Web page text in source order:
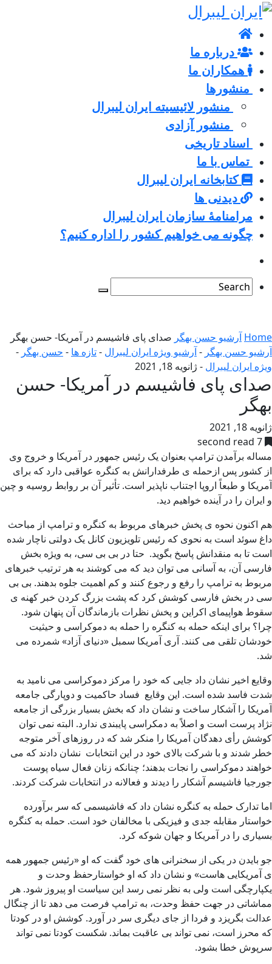
درباره ما
همکاران ما
منشورها
منشور لائیسیته ایران لیبرال
منشور آزادی
اسناد تاریخی
تماس با ما
کتابخانه ایران لیبرال
دیدنی ها
مرامنامۀ سازمان ایران لیبرال
چگونه می خواهیم کشور را اداره کنیم؟
Home آرشیو حسن بهگر صدای پای فاشیسم در آمریکا- حسن بهگر
آرشیو حسن بهگر -آرشیو ویژه ایران لیبرال -تازه ها - حسن بهگر -
ویژه ایران لیبرال - ژانویه 18, 2021
صدای پای فاشیسم در آمریکا- حسن
بهگر
ژانویه 18, 2021
7 second read
مساله برآمدن ترامپ بعنوان یک رئیس جمهور در آمریکا و خروج وی
از کشور پس ازحمله ی طرفدارانش به کنگره عواقبی دارد که برای
آمریکا و طبعاً اروپا اجتناب ناپذیر است. تأثیر آن بر روابط روسیه و چین
و ایران را در آینده خواهیم دید.
هم اکنون نحوه ی پخش خبرهای مربوط به کنگره و ترامپ از مباحث
داغ سوئد است به نحوی که رئیس تلویزیون کانل یک دولتی ناچار شده
است تا به منقدانش پاسخ بگوید. حتا در بی بی سی، به ویژه بخش
فارسی آن، به آسانی می توان دید که می کوشند به هر ترتیب خبرهای
مربوط به ترامپ را رفع و رجوع کنند و کم اهمیت جلوه بدهند. بی بی
سی در بخش فارسی کوشش کرد که پشت بزرگ کردن خبر کهنه ی
سقوط هواپیمای اکراین و پخش نظرات بازماندگان آن پنهان شود.
چرا؟ برای اینکه حمله به کنگره را حمله به دموکراسی و حیثیت
خودشان تلقی می کنند. آری آمریکا سمبل «دنیای آزاد» شمرده می
شد.
وقایع اخیر نشان داد جایی که خود را مرکز دموکراسی می نامید به
شدت فاسد شده است. این وقایع فساد حاکمیت و دوپارگی جامعه
آمریکا را آشکار ساخت و نشان داد که بخش بسیار بزرگی از جامعه
نژاد پرست است و اصلاً به دمکراسی پایبندی ندارد. البته نمی توان
کوشش رأی دهدگان آمریکا را منکر شد که در روزهای آخر متوجه
خطر شدند و با شرکت بالای خود در این انتخابات نشان دادند که می
خواهند دموکراسی را نجات بدهند؛ چنانکه زنان فعال سیاه پوست
جورجیا فاشیسم آشکار را دیدند و فعالانه در انتخابات شرکت کردند.
اما تدارک حمله به کنگره نشان داد که فاشیسمی که سر برآورده
خواستار مقابله جدی و فیزیکی با مخالفان خود است. حمله به کنگره
بسیاری را در آمریکا و جهان شوکه کرد.
جو بایدن در یکی از سخنرانی های خود گفت که او «رئیس جمهور همه
ی آمریکایی هاست» و نشان داد که او خواستارحفظ وحدت و
یکپارچگی است ولی به نظر نمی رسد این سیاست او پیروز شود. هر
مماشاتی در جهت حفظ وحدت، به ترامپ فرصت می دهد تا از چنگال
عدالت بگریزد و فردا از جای دیگری سر در آورد. کوشش او در کودتا
که محرز است، نمی تواند بی عاقبت بماند. شکست کودتا نمی تواند
سرپوش خطا بشود.